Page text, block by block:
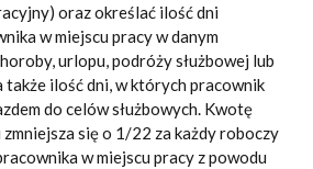
oraz określać ilość dni
w miejscu pracy w danym
urlopu, podróży służbowej lub
także ilość dni, w których pracownik
do celów służbowych. Kwotę
się o 1/22 za każdy roboczy
w miejscu pracy z powodu